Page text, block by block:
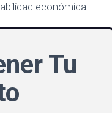
económica.
Tu